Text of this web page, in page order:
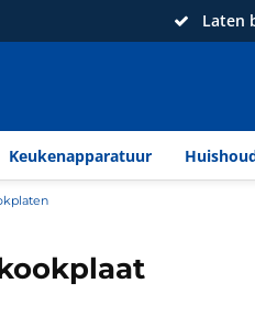
Laten
Keukenapparatuur